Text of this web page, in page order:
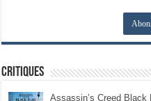
Critiques
Assassin’s Creed